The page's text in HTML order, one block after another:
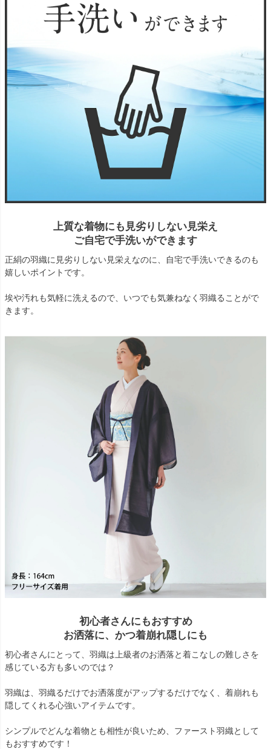
上質な着物にも見劣りしない見栄え
ご自宅で手洗いができます
正絹の羽織に見劣りしない見栄えなのに、自宅で手洗いできるのも
嬉しいポイントです。
埃や汚れも気軽に洗えるので、いつでも気兼ねなく羽織ることがで
きます。
初心者さんにもおすすめ
お洒落に、かつ着崩れ隠しにも
初心者さんにとって、羽織は上級者のお洒落と着こなしの難しさを
感じている方も多いのでは？
羽織は、羽織るだけでお洒落度がアップするだけでなく、着崩れも
隠してくれる心強いアイテムです。
シンプルでどんな着物とも相性が良いため、ファースト羽織として
もおすすめです！